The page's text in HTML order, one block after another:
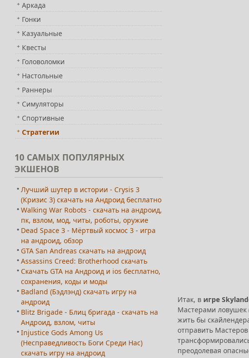
Итак, в игре
Мастерами ловушек
жить бы
отправить
преодолевая
Аркада
Гонки
Казуальные
Квесты
Головоломки
Настольные
Раннеры
Симуляторы
Спортивные
Стратегии
10 САМЫХ ПОПУЛЯРНЫХ
ЭКШЕНОВ
Лучший шутер в истории - Crysis 3
(Кризис 3) скачать на Андроид бесплатно
Walking War Robots - скачать на андроид,
пк, взлом, мод, читы, роботы, оружие
Dead Space 3 - Мёртвый космос 3 - игра
на андроид, обзор
GTA San Andreas скачать на андроид
Assassins Creed: Brotherhood скачать
Скачать GTA на Андроид и ios бесплатно,
сохранения, коды и моды
Badland (Бэдлэнд) скачать игру на
андроид
Blitz Brigade - Блиц бригада - скачать на
Андроид, взлом, читы
Injustice Gods Among Us
(Несправедливость Боги Среди Нас)
скачать игру на андроид